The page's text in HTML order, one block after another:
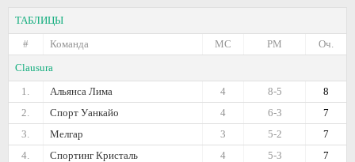
ТАБЛИЦЫ
#
Команда Оч.
РМ
МС
Clausura
1.
Альянса Лима 8
8-5
4
2.
Спорт Уанкайо 7
6-3
4
3.
Мелгар 7
5-2
3
4.
Спортинг Кристаль 7
5-3
4